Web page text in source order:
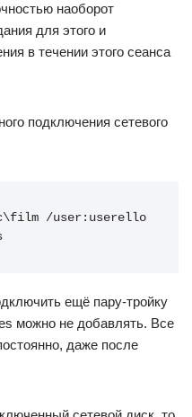
наоборот
для этого и
в течении этого сеанса
подключения сетевого
/user:userello
ещё пару-тройку
можно не добавлять. Все
даже после